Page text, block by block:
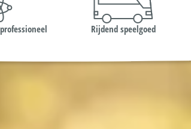
Rijdend speelgoed